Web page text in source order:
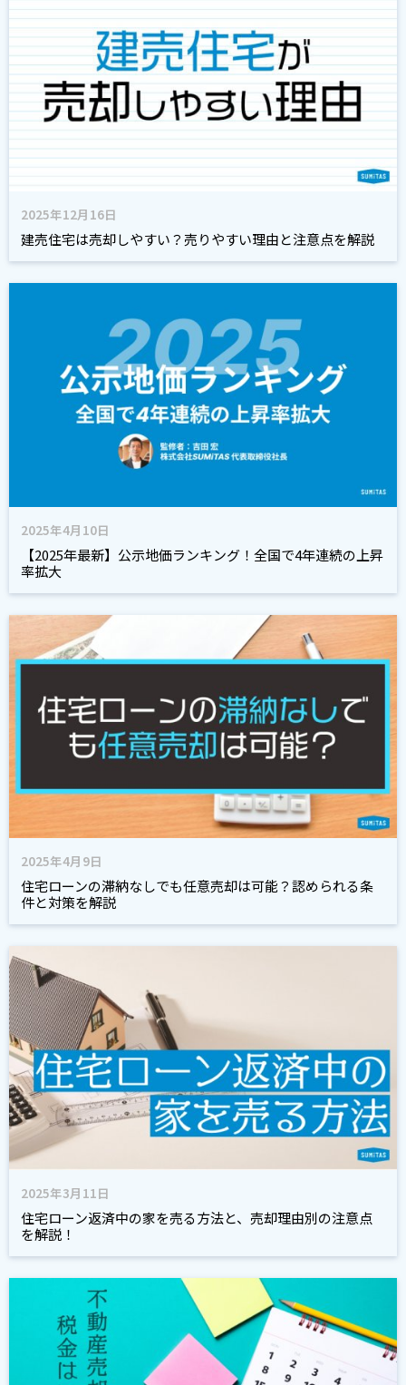
2025年12月16日
建売住宅は売却しやすい？売りやすい理由と注意点を解説
2025年4月10日
【2025年最新】公示地価ランキング！全国で4年連続の上昇
率拡大
2025年4月9日
住宅ローンの滞納なしでも任意売却は可能？認められる条
件と対策を解説
2025年3月11日
住宅ローン返済中の家を売る方法と、売却理由別の注意点
を解説！